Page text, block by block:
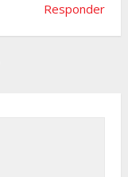
Responder